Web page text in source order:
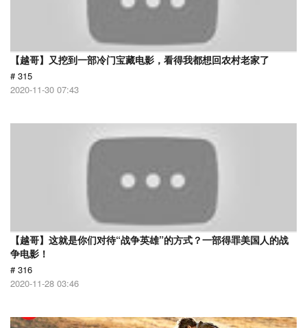
【越哥】又挖到一部冷门宝藏电影，看得我都想回农村老家了
# 315
2020-11-30 07:43
【越哥】这就是你们对待“战争英雄”的方式？一部得罪美国人的战
争电影！
# 316
2020-11-28 03:46